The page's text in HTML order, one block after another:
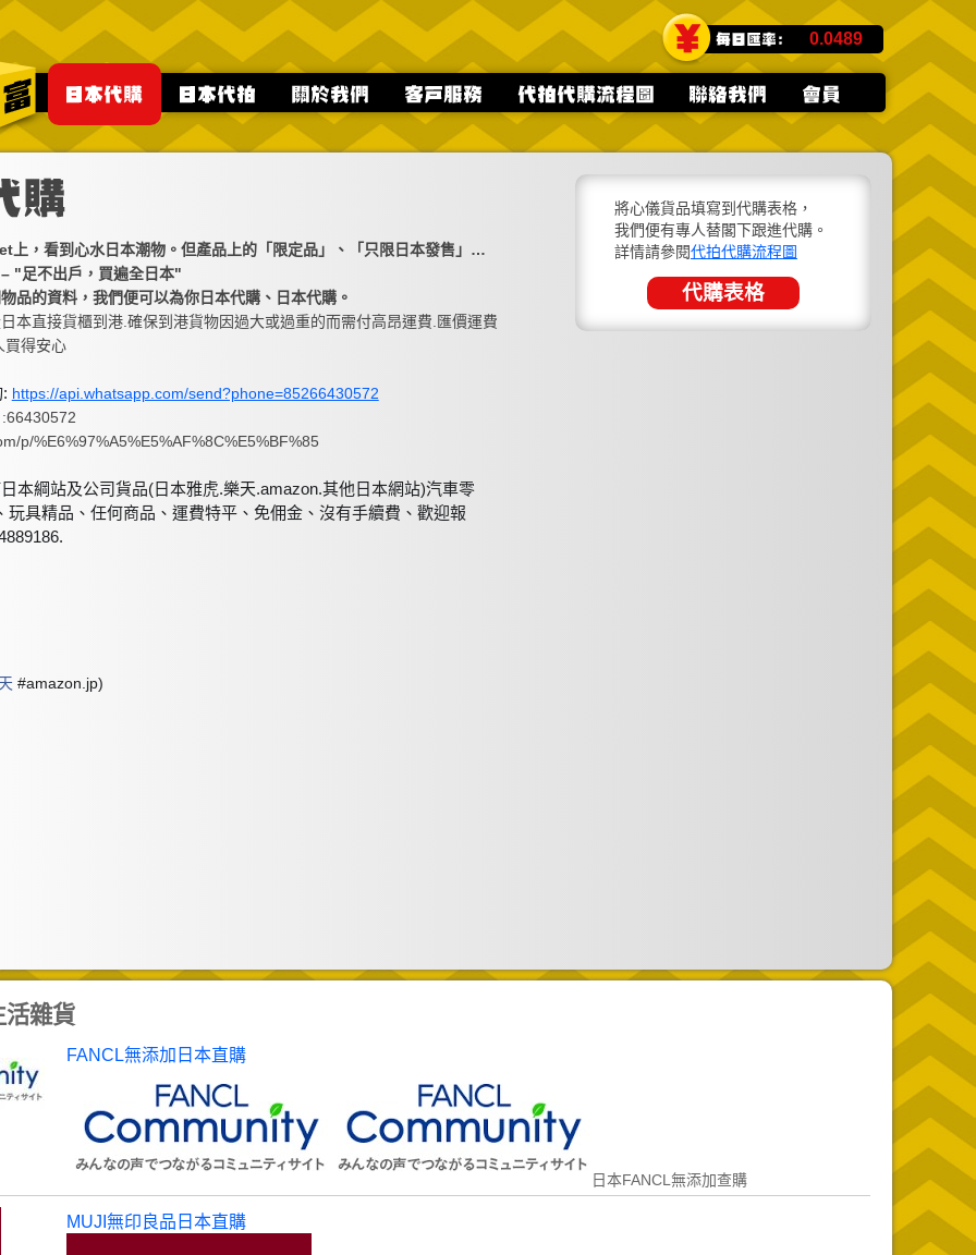
0.0489
上，看到心水日本潮物。但產品上的「限定品」、「只限日本發售」…
"足不出戶，買遍全日本"
品的資料，我們便可以為你日本代購、日本代購。
本直接貨櫃到港.確保到港貨物因過大或過重的而需付高昂運費.匯價運費
買得安心
https://api.whatsapp.com/send?phone=85266430572
p/%E6%97%A5%E5%AF%8C%E5%BF%85
本綱站及公司貨品(日本雅虎.樂天.amazon.其他日本網站)汽車零
玩具精品、任何商品、運費特平、免佣金、沒有手續費、歡迎報
#amazon.jp)
將心儀貨品填寫到代購表格，
我們便有專人替閣下跟進代購。
詳情請參閱代拍代購流程圖
代購表格
活雜貨
FANCL無添加日本直購
日本FANCL無添加查購
MUJI無印良品日本直購